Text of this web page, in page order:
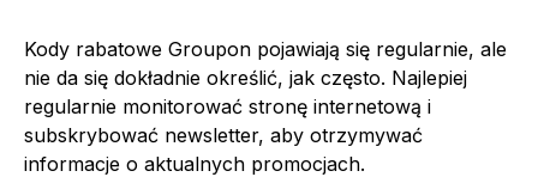
Kody rabatowe Groupon pojawiają się regularnie, ale
nie da się dokładnie określić, jak często. Najlepiej
regularnie monitorować stronę internetową i
subskrybować newsletter, aby otrzymywać
informacje o aktualnych promocjach.